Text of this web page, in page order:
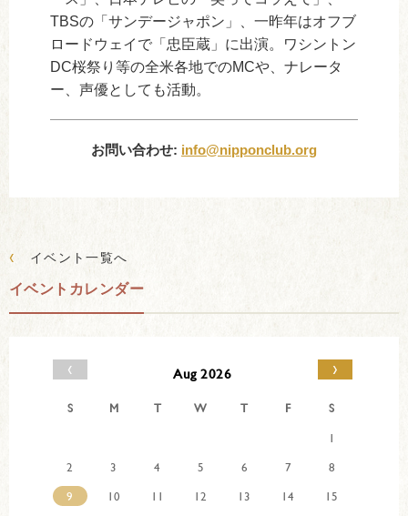
TBSの「サンデージャポン」、一昨年はオフブ
ロードウェイで「忠臣蔵」に出演。ワシントン
DC桜祭り等の全米各地でのMCや、ナレータ
ー、声優としても活動。
お問い合わせ: info@nipponclub.org
‹ イベント一覧へ
イベントカレンダー
‹ Aug 2026 ›
S M T W T F
S
1
2
3 4 5 6 7
8
9
10 11 12 13 14
15